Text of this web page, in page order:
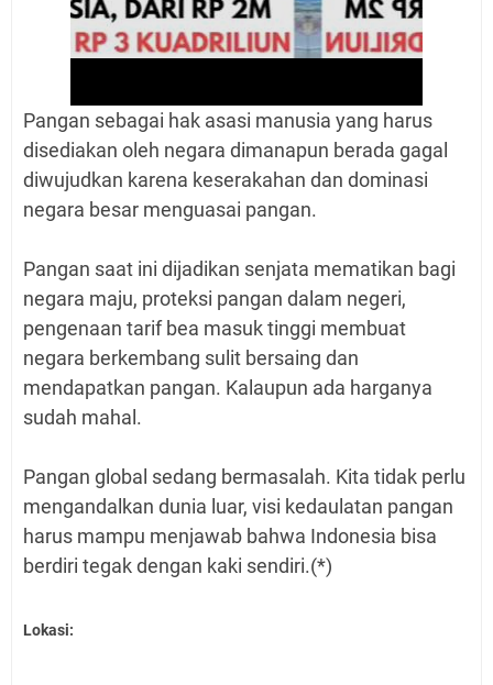
Pangan sebagai hak asasi manusia yang harus
disediakan oleh negara dimanapun berada gagal
diwujudkan karena keserakahan dan dominasi
negara besar menguasai pangan.
Pangan saat ini dijadikan senjata mematikan bagi
negara maju, proteksi pangan dalam negeri,
pengenaan tarif bea masuk tinggi membuat
negara berkembang sulit bersaing dan
mendapatkan pangan. Kalaupun ada harganya
sudah mahal.
Pangan global sedang bermasalah. Kita tidak perlu
mengandalkan dunia luar, visi kedaulatan pangan
harus mampu menjawab bahwa Indonesia bisa
berdiri tegak dengan kaki sendiri.(*)
Lokasi: